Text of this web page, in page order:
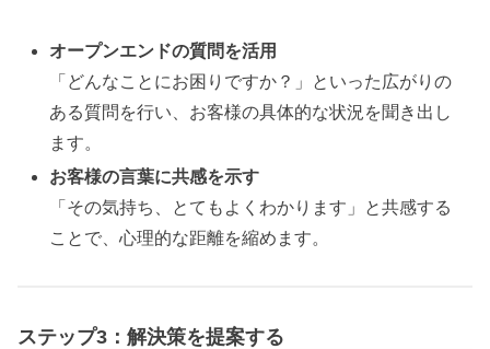
オープンエンドの質問を活用
「どんなことにお困りですか？」といった広がりの
ある質問を行い、お客様の具体的な状況を聞き出し
ます。
お客様の言葉に共感を示す
「その気持ち、とてもよくわかります」と共感する
ことで、心理的な距離を縮めます。
ステップ3：解決策を提案する